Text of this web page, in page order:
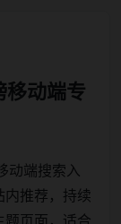
移动端专
动端搜索入
内推荐，持续
题页面，适合